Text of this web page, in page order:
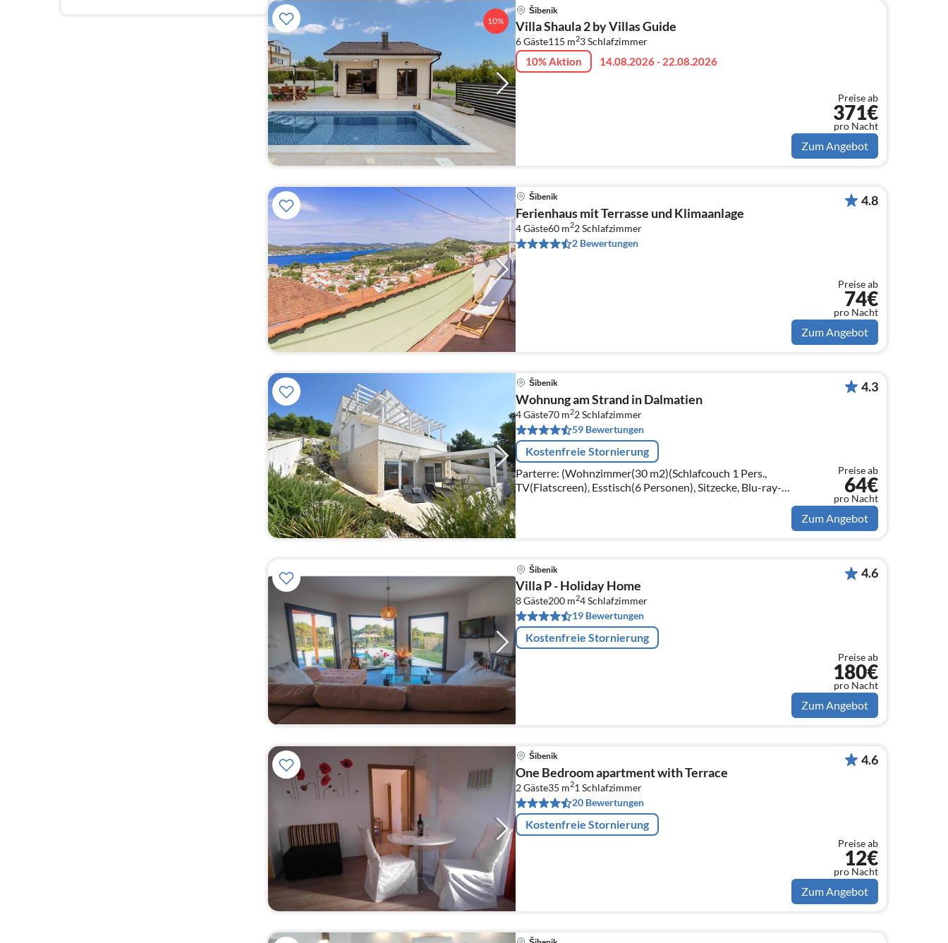
10%
Šibenik
Villa Shaula 2 by Villas Guide
6 Gäste115 m23Schlafzimmer
10% Aktion 14.08.2026 - 22.08.2026
Preise ab
371€
pro Nacht
Zum Angebot
Šibenik
Ferienhaus mit Terrasse und Klimaanlage
4 Gäste60 m22Schlafzimmer
2 Bewertungen
4.8
Preise ab
74€
pro Nacht
Zum Angebot
Šibenik
Wohnung am Strand in Dalmatien
4 Gäste70 m22Schlafzimmer
59 Bewertungen
Kostenfreie Stornierung
Parterre: (Wohnzimmer(30 m2)(Schlafcouch 1 Pers.,
TV(Flatscreen), Esstisch(6 Personen), Sitzecke, Blu-ray-
Player, Stereoanlage, Klimaanlage)
4.3
Preise ab
64€
pro Nacht
Zum Angebot
Šibenik
Villa P - Holiday Home
8 Gäste200 m24Schlafzimmer
19 Bewertungen
Kostenfreie Stornierung
4.6
Preise ab
180€
pro Nacht
Zum Angebot
Šibenik
One Bedroom apartment with Terrace
2 Gäste35 m21 Schlafzimmer
20 Bewertungen
Kostenfreie Stornierung
4.6
Preise ab
12€
pro Nacht
Zum Angebot